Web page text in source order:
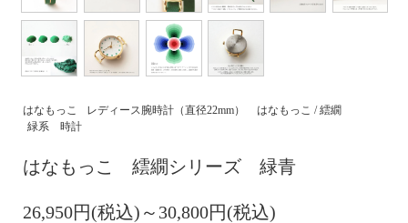
はなもっこ レディース腕時計（直径22mm）
はなもっこ / 繧繝
緑系 時計
はなもっこ 繧繝シリーズ 緑青
26,950円(税込)～30,800円(税込)